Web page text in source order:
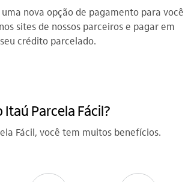
nova opção de pagamento para você
sites de nossos parceiros e pagar em
crédito parcelado.
Itaú Parcela Fácil?
Fácil, você tem muitos benefícios.